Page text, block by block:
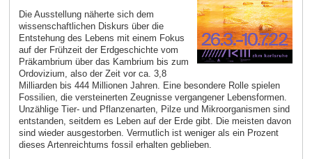
Die Ausstellung näherte sich dem
wissenschaftlichen Diskurs über die
Entstehung des Lebens mit einem Fokus
auf der Frühzeit der Erdgeschichte vom
Präkambrium über das Kambrium bis zum
Ordovizium, also der Zeit vor ca. 3,8
Milliarden bis 444 Millionen Jahren. Eine besondere Rolle spielen
Fossilien, die versteinerten Zeugnisse vergangener Lebensformen.
Unzählige Tier- und Pflanzenarten, Pilze und Mikroorganismen sind
entstanden, seitdem es Leben auf der Erde gibt. Die meisten davon
sind wieder ausgestorben. Vermutlich ist weniger als ein Prozent
dieses Artenreichtums fossil erhalten geblieben.